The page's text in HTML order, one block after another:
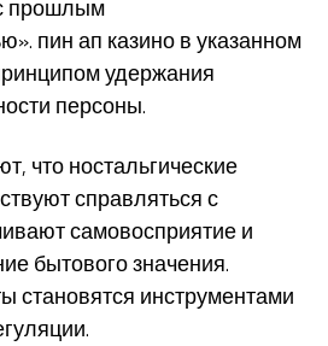
прошлым
пин ап казино в указанном
удержания
персоны.
что ностальгические
справляться с
самовосприятие и
бытового значения.
инструментами